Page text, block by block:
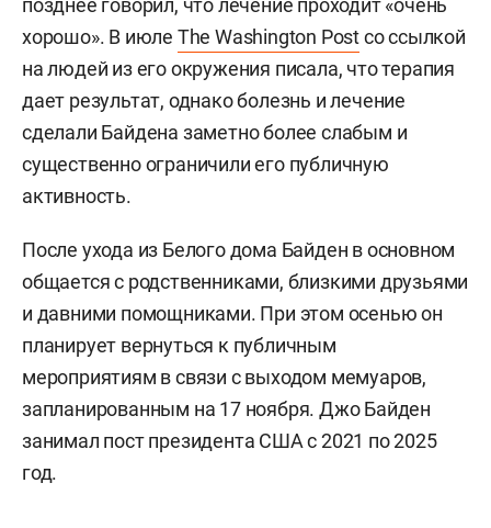
позднее говорил, что лечение проходит «очень
хорошо». В июле The Washington Postсо ссылкой
на людей из его окружения писала, что терапия
дает результат, однако болезнь и лечение
сделали Байдена заметно более слабым и
существенно ограничили его публичную
активность.
После ухода из Белого дома Байден в основном
общается с родственниками, близкими друзьями
и давними помощниками. При этом осенью он
планирует вернуться к публичным
мероприятиям в связи с выходом мемуаров,
запланированным на 17 ноября. Джо Байден
занимал пост президента США с 2021 по 2025
год.